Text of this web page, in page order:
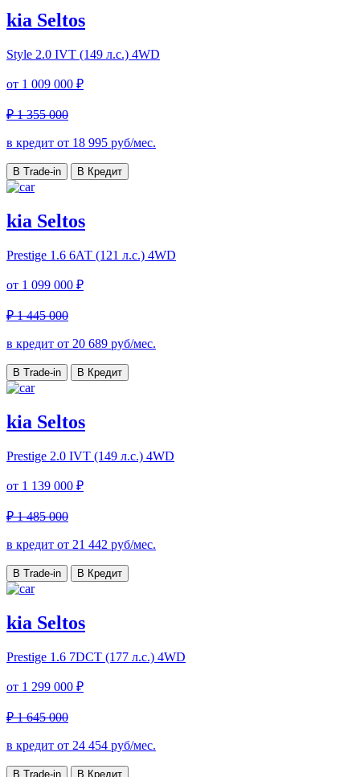
kia Seltos
Style 2.0 IVT (149 л.с.) 4WD
от 1 009 000 ₽
₽ 1 355 000
в кредит от 18 995 руб/мес.
В Trade-in В Кредит
kia Seltos
Prestige 1.6 6АТ (121 л.с.) 4WD
от 1 099 000 ₽
₽ 1 445 000
в кредит от 20 689 руб/мес.
В Trade-in В Кредит
kia Seltos
Prestige 2.0 IVT (149 л.с.) 4WD
от 1 139 000 ₽
₽ 1 485 000
в кредит от 21 442 руб/мес.
В Trade-in В Кредит
kia Seltos
Prestige 1.6 7DCT (177 л.с.) 4WD
от 1 299 000 ₽
₽ 1 645 000
в кредит от 24 454 руб/мес.
В Trade-in В Кредит